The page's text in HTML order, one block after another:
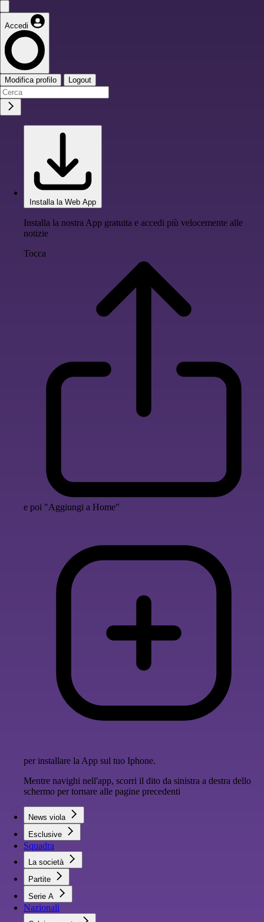
Accedi
Modifica profilo Logout
Installa la Web App
Installa la nostra App gratuita e accedi più velocemente alle
notizie
Tocca
e poi "Aggiungi a Home"
per installare la App sul tuo Iphone.
Mentre navighi nell'app, scorri il dito da sinistra a destra dello
schermo per tornare alle pagine precedenti
News viola
Esclusive
Squadra
La società
Partite
Serie A
Nazionali